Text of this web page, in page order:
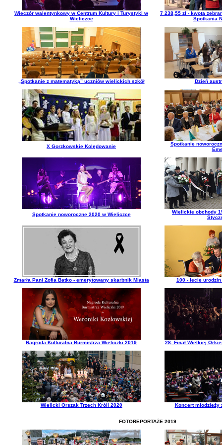
Wieczór walentynkowy w Centrum Kultury i Turystyki w
Wieliczce
7 238,55 zł - kwota
Spotkania
„Spotkanie z matematyką” uczniów wielickich szkół Dzień
X Gorzkowskie Kolędowanie
Spotkanie
Spotkanie noworoczne 2020 w Wieliczce
Wielickie obchody
Zmarła Pani Zofia Batko - emerytowany skarbnik Miasta 100 - lecie
Nagroda Kulturalna Burmistrza Wieliczki 2019 28. Finał Wielkiej
Wielicki Orszak Trzech Króli 2020 Koncert
FOTOREPORTAŻE 2019